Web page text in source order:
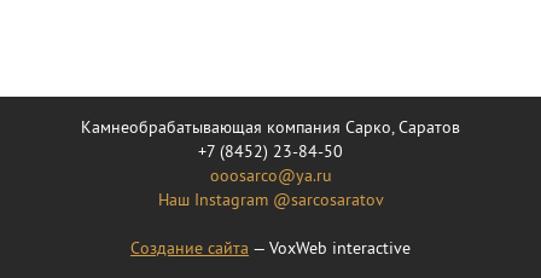
Камнеобрабатывающая компания Сарко, Саратов
+7 (8452) 23-84-50
ooosarco@ya.ru
Наш Instagram @sarcosaratov
Создание сайта — VoxWeb interactive